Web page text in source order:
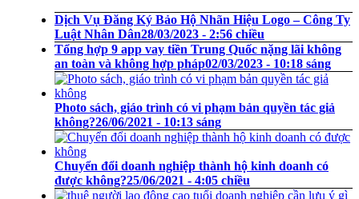
Dịch Vụ Đăng Ký Bảo Hộ Nhãn Hiệu Logo – Công Ty
Luật Nhân Dân28/03/2023 - 2:56 chiều
Tổng hợp 9 app vay tiền Trung Quốc nặng lãi không
an toàn và không hợp pháp02/03/2023 - 10:18 sáng
Photo sách, giáo trình có vi phạm bản quyền tác giả
không?26/06/2021 - 10:13 sáng
Chuyển đổi doanh nghiệp thành hộ kinh doanh có
được không?25/06/2021 - 4:05 chiều